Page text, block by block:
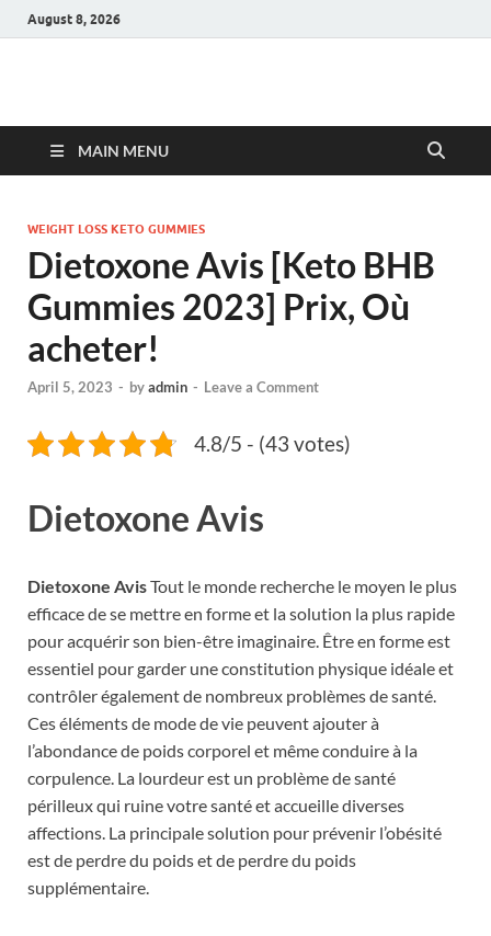
August 8, 2026
Hulk Supplements
MAIN MENU
WEIGHT LOSS KETO GUMMIES
Dietoxone Avis [Keto BHB
Gummies 2023] Prix, Où
acheter!
April 5, 2023 - byadmin - Leave a Comment
4.8/5 - (43 votes)
Dietoxone Avis
Dietoxone AvisTout le monde recherche le moyen le plus
efficace de se mettre en forme et la solution la plus rapide
pour acquérir son bien-être imaginaire. Être en forme est
essentiel pour garder une constitution physique idéale et
contrôler également de nombreux problèmes de santé.
Ces éléments de mode de vie peuvent ajouter à
l’abondance de poids corporel et même conduire à la
corpulence. La lourdeur est un problème de santé
périlleux qui ruine votre santé et accueille diverses
affections. La principale solution pour prévenir l’obésité
est de perdre du poids et de perdre du poids
supplémentaire.